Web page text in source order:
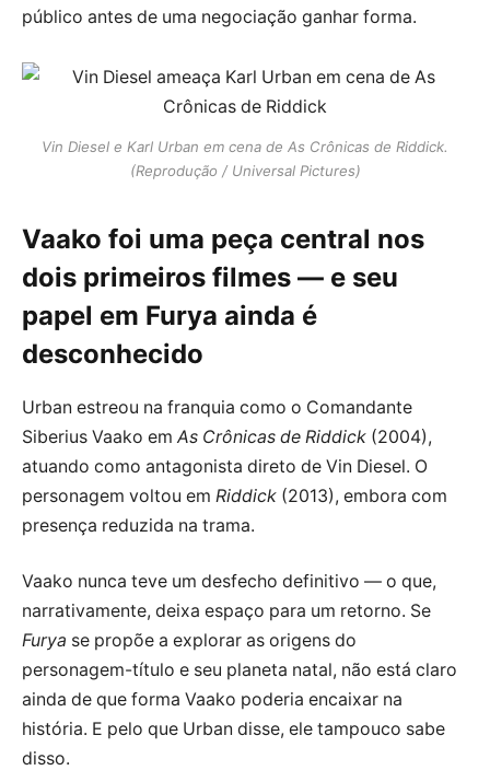
público antes de uma negociação ganhar forma.
Vin Diesel e Karl Urban em cena de As Crônicas de Riddick.
(Reprodução / Universal Pictures)
Vaako foi uma peça central nos
dois primeiros filmes — e seu
papel em Furya ainda é
desconhecido
Urban estreou na franquia como o Comandante
Siberius Vaako em As Crônicas de Riddick (2004),
atuando como antagonista direto de Vin Diesel. O
personagem voltou em Riddick (2013), embora com
presença reduzida na trama.
Vaako nunca teve um desfecho definitivo — o que,
narrativamente, deixa espaço para um retorno. Se
Furya se propõe a explorar as origens do
personagem-título e seu planeta natal, não está claro
ainda de que forma Vaako poderia encaixar na
história. E pelo que Urban disse, ele tampouco sabe
disso.